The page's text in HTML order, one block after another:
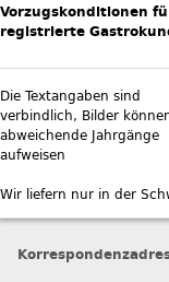
Vorzugskonditionen
registrierte
Die Textangaben sind
verbindlich, Bilder
abweichende Jahrgänge
aufweisen
Wir liefern nur in der